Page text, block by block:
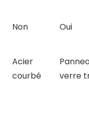
Non Oui
Acier
courbé
verre